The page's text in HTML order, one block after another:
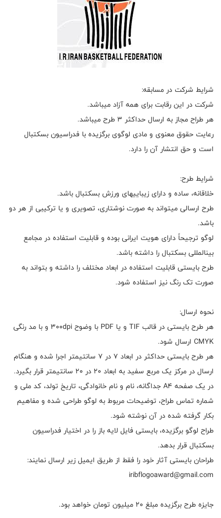
شرایط شرکت در مسابقه:
شرکت در این رقابت برای همه آزاد میباشد.
هر طراح مجاز به ارسال حداکثر 3 طرح میباشد.
رعایت حقوق معنوی و مادی لوگوی برگزیده با فدراسیون بسکتبال
است و حق انتشار آن را دارد.
شرایط طرح:
خلاقانه، ساده و دارای زیباییهای ورزش بسکتبال باشد.
طرح ارسالی میتواند به صورت نوشتاری، تصویری و یا ترکیبی از هر دو
باشد.
لوگو ترجیحاً دارای هویت ایرانی بوده و قابلیت استفاده در مجامع
بینالمللی بسکتبال را داشته باشد.
طرح بایستی قابلیت استفاده در ابعاد مختلف را داشته و بتواند به
صورت تک رنگ نیز استفاده شود.
نحوه ارسال:
هر طرح بایستی در قالب TIF و یا PDF با وضوح 300dpi و با مد رنگی
CMYK ارسال شود.
هر طرح بایستی حداکثر در ابعاد 7 در 7 سانتیمتر اجرا شده و هنگام
ارسال در مرکز یک مربع سفید به ابعاد 20 در 20 سانتیمتر قرار بگیرد.
در یک صفحه A4 جداگانه، نام و نام خانوادگی، تاریخ تولد، کد ملی و
شماره تماس طراح، توضیحات مربوط به لوگو طراحی شده و مفاهیم
بکار گرفته شده در آن نوشته شود.
طراح لوگو برگزیده، بایستی فایل لایه باز را در اختیار فدراسیون
بسکتبال قرار بدهد.
طراحان بایستی آثار خود را فقط از طریق ایمیل زیر ارسال نمایند:
iribflogoaward@gmail.com
جایزه طرح برگزیده مبلغ 20 میلیون تومان خواهد بود.